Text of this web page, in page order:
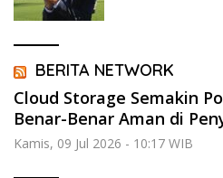
BERITA NETWORK
Cloud Storage Semakin
Benar-Benar Aman di
Kamis, 09 Jul 2026 - 10:17 WIB